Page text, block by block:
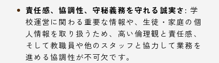
責任感、協調性、守秘義務を守れる誠実さ: 学
校運営に関わる重要な情報や、生徒・家庭の個
人情報を取り扱うため、高い倫理観と責任感、
そして教職員や他のスタッフと協力して業務を
進める協調性が不可欠です。